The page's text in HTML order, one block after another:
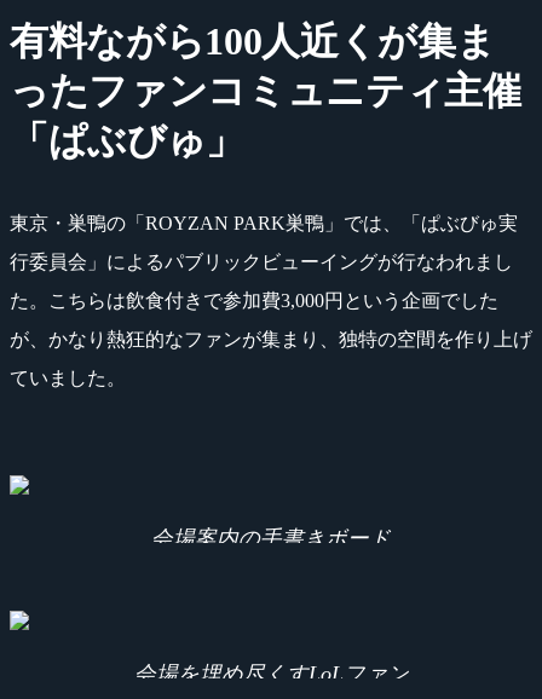
有料ながら100人近くが集ま
ったファンコミュニティ主催
「ぱぶびゅ」
東京・巣鴨の「ROYZAN PARK巣鴨」では、「ぱぶびゅ実
行委員会」によるパブリックビューイングが行なわれまし
た。こちらは飲食付きで参加費3,000円という企画でした
が、かなり熱狂的なファンが集まり、独特の空間を作り上げ
ていました。
会場案内の手書きボード
会場を埋め尽くすLoLファン